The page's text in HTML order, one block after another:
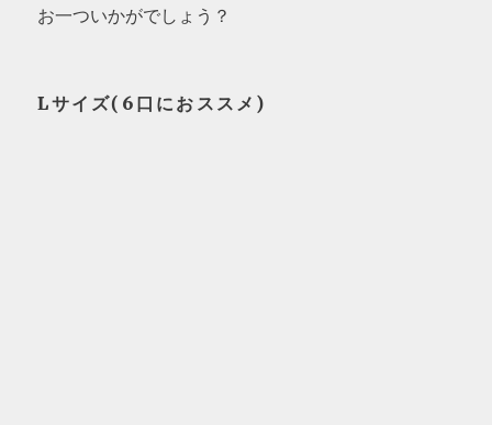
お一ついかがでしょう？
Lサイズ(6口におススメ)